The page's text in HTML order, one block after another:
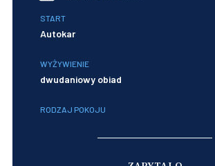
START
Autokar
WYŻYWIENIE
dwudaniowy obiad
RODZAJ POKOJU